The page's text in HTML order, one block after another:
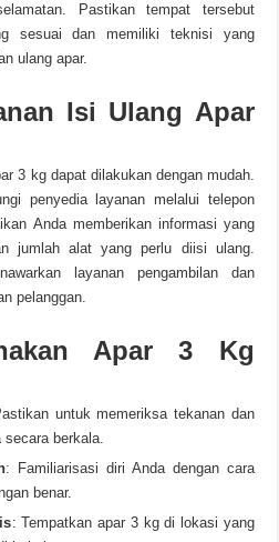
Pastikan tempat tersebut
sesuai dan memiliki teknisi yang
ulang apar.
Isi Ulang Apar
3 kg dapat dilakukan dengan mudah.
penyedia layanan melalui telepon
Anda memberikan informasi yang
jumlah alat yang perlu diisi ulang.
layanan pengambilan dan
pelanggan.
Apar 3 Kg
untuk memeriksa tekanan dan
secara berkala.
: Familiarisasi diri Anda dengan cara
benar.
: Tempatkan apar 3 kg di lokasi yang